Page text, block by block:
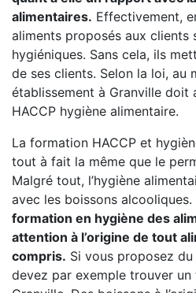
alimentaires. Effectivement,
aliments proposés aux clients
hygiéniques. Sans cela, ils
de ses clients. Selon la loi, au
établissement à Granville
HACCP hygiène alimentaire.
La formation HACCP et
tout à fait la même que le
Malgré tout, l’hygiène
avec les boissons alcooliques.
formation en hygiène des
attention à l’origine de tout
compris. Si vous proposez
devez par exemple trouver un